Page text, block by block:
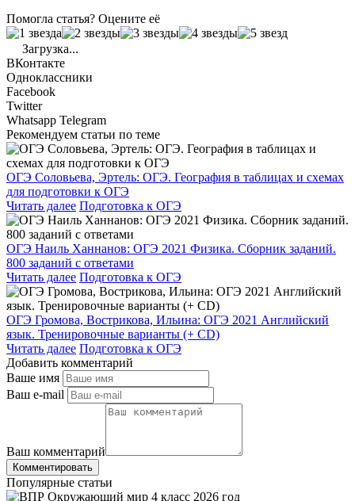
Помогла статья? Оцените её
Загрузка...
ВКонтакте
Одноклассники
Facebook
Twitter
Whatsapp Telegram
Рекомендуем статьи по теме
ОГЭ Соловьева, Эртель: ОГЭ. География в таблицах и схемах
для подготовки к ОГЭ
Читать далее Подготовка к ОГЭ
ОГЭ Наиль Ханнанов: ОГЭ 2021 Физика. Сборник заданий.
800 заданий с ответами
Читать далее Подготовка к ОГЭ
ОГЭ Громова, Вострикова, Ильина: ОГЭ 2021 Английский
язык. Тренировочные варианты (+ CD)
Читать далее Подготовка к ОГЭ
Добавить комментарий
Ваше имя
Ваш e-mail
Ваш комментарий
Комментировать
Популярные статьи